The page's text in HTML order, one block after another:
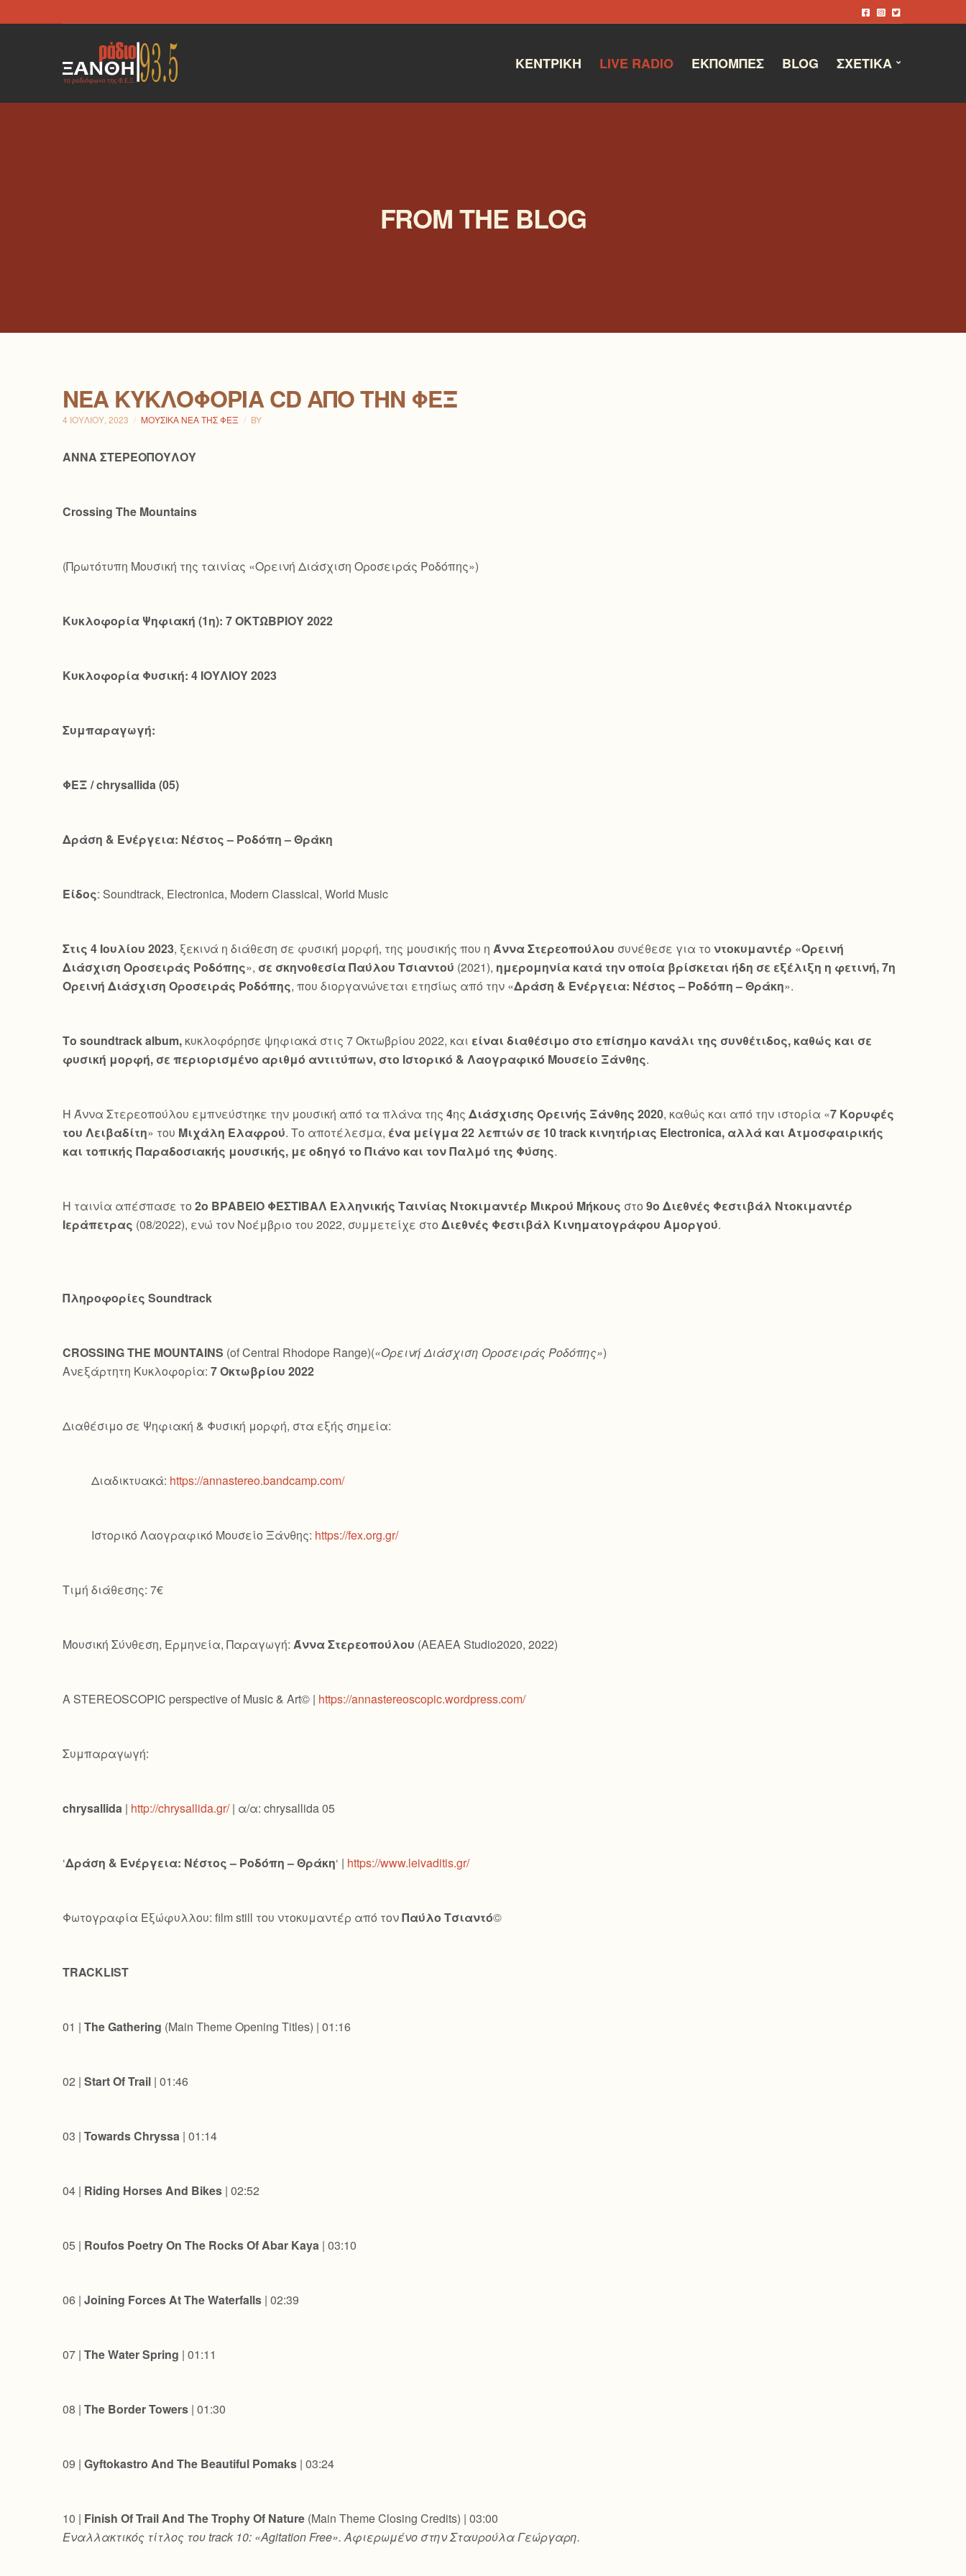
ΚΕΝΤΡΙΚΉ LIVE RADIO ΕΚΠΟΜΠΈΣ BLOG ΣΧΕΤΙΚΆ
FROM THE BLOG
ΝΕΑ ΚΥΚΛΟΦΟΡΙΑ CD ΑΠΟ ΤΗΝ ΦΕΞ
4 ΙΟΥΛΊΟΥ, 2023 ΜΟΥΣΙΚΆ ΝΈΑ ΤΗΣ ΦΕΞ BY
ΑΝΝΑ ΣΤΕΡΕΟΠΟΥΛΟΥ
Crossing The Mountains
(Πρωτότυπη Μουσική της ταινίας «Ορεινή Διάσχιση Οροσειράς Ροδόπης»)
Κυκλοφορία Ψηφιακή (1η): 7 ΟΚΤΩΒΡΙΟΥ 2022
Κυκλοφορία Φυσική: 4 ΙΟΥΛΙΟΥ 2023
Συμπαραγωγή:
ΦΕΞ /chrysallida(05)
Δράση & Ενέργεια: Νέστος – Ροδόπη – Θράκη
Είδος: Soundtrack, Electronica, Modern Classical, World Music
Στις 4 Ιουλίου 2023, ξεκινά η διάθεση σε φυσική μορφή, της μουσικής που η Άννα Στερεοπούλου συνέθεσε για το ντοκυμαντέρ «Ορεινή
Διάσχιση Οροσειράς Ροδόπης», σε σκηνοθεσία Παύλου Τσιαντού (2021), ημερομηνία κατά την οποία βρίσκεται ήδη σε εξέλιξη η φετινή, 7η
Ορεινή Διάσχιση Οροσειράς Ροδόπης, που διοργανώνεται ετησίως από την «Δράση & Ενέργεια: Νέστος – Ροδόπη – Θράκη».
Το soundtrackalbum, κυκλοφόρησε ψηφιακά στις 7 Οκτωβρίου 2022, και είναι διαθέσιμο στο επίσημο κανάλι της συνθέτιδος, καθώς και σε
φυσική μορφή, σε περιορισμένο αριθμό αντιτύπων, στο Ιστορικό & Λαογραφικό Μουσείο Ξάνθης.
Η Άννα Στερεοπούλου εμπνεύστηκε την μουσική από τα πλάνα της 4ης Διάσχισης Ορεινής Ξάνθης 2020, καθώς και από την ιστορία «7 Κορυφές
του Λειβαδίτη» του Μιχάλη Ελαφρού. Το αποτέλεσμα, ένα μείγμα 22 λεπτών σε 10track κινητήριας Electronica, αλλά και Ατμοσφαιρικής
και τοπικής Παραδοσιακής μουσικής, με οδηγό το Πιάνο και τον Παλμό της Φύσης.
Η ταινία απέσπασε το 2ο ΒΡΑΒΕΙΟ ΦΕΣΤΙΒΑΛ Ελληνικής Ταινίας Ντοκιμαντέρ Μικρού Μήκους στο 9ο Διεθνές Φεστιβάλ Ντοκιμαντέρ
Ιεράπετρας (08/2022), ενώ τον Νοέμβριο του 2022, συμμετείχε στο Διεθνές Φεστιβάλ Κινηματογράφου Αμοργού.
Πληροφορίες Soundtrack
CROSSINGTHE MOUNTAINS (of Central Rhodope Range)(«Ορεινή Διάσχιση Οροσειράς Ροδόπης»)
Ανεξάρτητη Κυκλοφορία: 7 Οκτωβρίου 2022
Διαθέσιμο σε Ψηφιακή & Φυσική μορφή, στα εξής σημεία:
Διαδικτυακά: https://annastereo.bandcamp.com/
Ιστορικό Λαογραφικό Μουσείο Ξάνθης: https://fex.org.gr/
Τιμή διάθεσης: 7€
Μουσική Σύνθεση, Ερμηνεία, Παραγωγή: Άννα Στερεοπούλου (AEAEA Studio2020, 2022)
A STEREOSCOPIC perspective of Music & Art© | https://annastereoscopic.wordpress.com/
Συμπαραγωγή:
chrysallida | http://chrysallida.gr/| α/α: chrysallida 05
‘Δράση & Ενέργεια: Νέστος – Ροδόπη – Θράκη‘ | https://www.leivaditis.gr/
Φωτογραφία Εξώφυλλου: film still του ντοκυμαντέρ από τονΠαύλο Τσιαντό©
TRACKLIST
01 | The Gathering (Main Theme Opening Titles) | 01:16
02 | Start Of Trail | 01:46
03 | Towards Chryssa | 01:14
04 | Riding Horses And Bikes | 02:52
05 | Roufos Poetry On The Rocks Of Abar Kaya | 03:10
06 | Joining Forces At The Waterfalls | 02:39
07 | The Water Spring | 01:11
08 | The Border Towers | 01:30
09 | Gyftokastro And The Beautiful Pomaks | 03:24
10 | Finish Of Trail And The Trophy Of Nature (Main Theme Closing Credits) | 03:00
Εναλλακτικός τίτλος τουtrack 10: «Agitation Free».Αφιερωμένο στην Σταυρούλα Γεώργαρη.